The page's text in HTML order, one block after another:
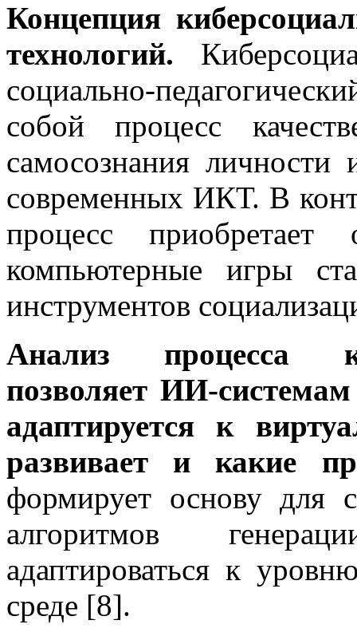
Концепция
технологий.
социально-
собой процесс
самосознания личности
современных ИКТ. В
процесс приобретает
компьютерные игры
инструментов
Анализ процесса
позволяет ИИ-
адаптируется к
развивает и какие
формирует основу для
алгоритмов
адаптироваться к
среде [8].